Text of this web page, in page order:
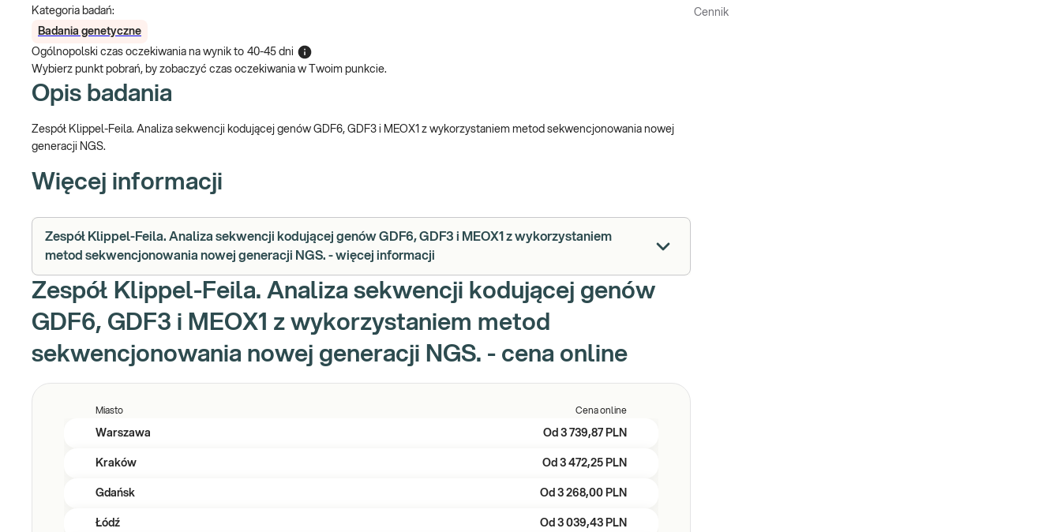
Kategoria badań:
Badania genetyczne
Ogólnopolski czas oczekiwania na wynik to 40-45 dni
Wybierz punkt pobrań, by zobaczyć czas oczekiwania w Twoim punkcie.
Opis badania
Zespół Klippel-Feila. Analiza sekwencji kodującej genów GDF6, GDF3 i MEOX1 z wykorzystaniem metod sekwencjonowania nowej
generacji NGS.
Więcej informacji
Zespół Klippel-Feila. Analiza sekwencji kodującej genów GDF6, GDF3 i MEOX1 z wykorzystaniem
metod sekwencjonowania nowej generacji NGS. - więcej informacji
Zespół Klippel-Feila. Analiza sekwencji kodującej genów
GDF6, GDF3 i MEOX1 z wykorzystaniem metod
sekwencjonowania nowej generacji NGS. - cena online
Miasto Cena online
Warszawa Od 3 739,87 PLN
Kraków Od 3 472,25 PLN
Gdańsk Od 3 268,00 PLN
Łódź Od 3 039,43 PLN
Cennik